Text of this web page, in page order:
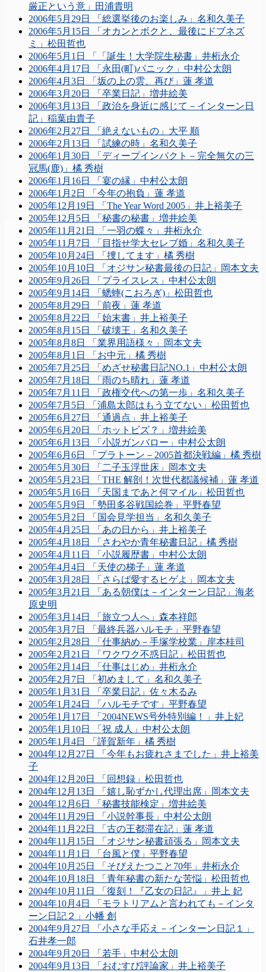
厳正という意」田浦貴明
2006年5月29日 「総選挙後のお楽しみ」名和久美子
2006年5月15日 「オカンとボクと、最後にドブネズ
ミ」松田哲也
2006年5月1日 「「誕生！大学院生秘書」井桁永介
2006年4月17日 「永田(町)パニック」中村公太朗
2006年4月3日 「坂の上の雲、再び」蓮 孝道
2006年3月20日 「卒業日記」増井絵美
2006年3月13日 「政治を身近に感じて－インターン日
記」稲葉由貴子
2006年2月27日 「絶えないもの」大平 順
2006年2月13日 「試練の時」名和久美子
2006年1月30日 「ディープインパクト－完全無欠の三
冠馬(鹿)」橘 秀樹
2006年1月16日 「宴の縁」中村公太朗
2006年1月2日 「今年の抱負」蓮 孝道
2005年12月19日 「The Year Word 2005」井上裕美子
2005年12月5日 「秘書の秘書」増井絵美
2005年11月21日 「一羽の蝶々」井桁永介
2005年11月7日 「目指せ学大セレブ婚」名和久美子
2005年10月24日 「捜してます」橘 秀樹
2005年10月10日 「オジサン秘書最後の日記」岡本文夫
2005年9月26日 「プライスレス」中村公太朗
2005年9月14日 「蟋蟀(こおろぎ)」松田哲也
2005年8月29日 「前夜」蓮 孝道
2005年8月22日 「始末書」井上裕美子
2005年8月15日 「破壊王」名和久美子
2005年8月8日 「業界用語様々」岡本文夫
2005年8月1日 「お中元」橘 秀樹
2005年7月25日 「めざせ秘書日記NO.1」中村公太朗
2005年7月18日 「雨のち晴れ」蓮 孝道
2005年7月11日 「政権交代への第一歩」名和久美子
2005年7月5日 「浦島太郎はもう立てない」松田哲也
2005年6月27日 「通過点」井上裕美子
2005年6月20日 「ホットビズ？」増井絵美
2005年6月13日 「小説ガンバロー」中村公太朗
2005年6月6日 「プラトーン－2005首都決戦編」橘 秀樹
2005年5月30日 「二子玉浮世床」岡本文夫
2005年5月23日 「THE 解剖！次世代都議候補」蓮 孝道
2005年5月16日 「天国まであと何マイル」松田哲也
2005年5月9日 「勢田多谷戦国絵巻」平野春望
2005年5月2日 「国会見学担当」名和久美子
2005年4月25日 「あの日から」井上裕美子
2005年4月18日 「さわやか青年秘書日記」橘 秀樹
2005年4月11日 「小説履歴書」中村公太朗
2005年4月4日 「天使の梯子」蓮 孝道
2005年3月28日 「さらば愛するヒゲよ」岡本文夫
2005年3月21日 「ある朝僕は－インターン日記」海老
原史明
2005年3月14日 「旅立つ人へ」森本祥郎
2005年3月7日 「最終兵器ハルモチ」平野春望
2005年2月28日 「仕事納め－手塚学校業」岸本桂司
2005年2月21日 「ワクワク不惑日記」松田哲也
2005年2月14日 「仕事はじめ」井桁永介
2005年2月7日 「初めまして」名和久美子
2005年1月31日 「卒業日記」佐々木るみ
2005年1月24日 「ハルモチです」平野春望
2005年1月17日 「2004NEWS号外特別編！」井上妃
2005年1月10日 「祝 成人」中村公太朗
2005年1月4日 「謹賀新年」橘 秀樹
2004年12月27日 「今年もお疲れさまでした」井上裕美
子
2004年12月20日 「回想録」松田哲也
2004年12月13日 「嬉し恥ずかし代理出席」岡本文夫
2004年12月6日 「秘書技能検定」増井絵美
2004年11月29日 「小説幹事長」中村公太朗
2004年11月22日 「古の王都滞在記」蓮 孝道
2004年11月15日 「オジサン秘書頑張る」岡本文夫
2004年11月1日 「台風と僕」平野春望
2004年10月25日 「そびえたつこと70年」井桁永介
2004年10月18日 「青年秘書の新たな苦悩」松田哲也
2004年10月11日 「復刻！『乙女の日記』」井上 妃
2004年10月4日 「モラトリアムと言われても－インタ
ーン日記２」小幡 創
2004年9月27日 「小さな手応え－インターン日記１」
石井孝一郎
2004年9月20日 「若手」中村公太朗
2004年9月13日 「おむすび評論家」井上裕美子